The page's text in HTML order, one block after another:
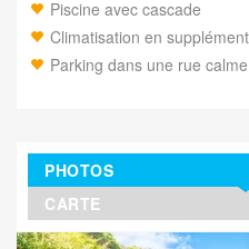
Piscine avec cascade
Climatisation en
Parking dans une rue
PHOTOS
CARTE